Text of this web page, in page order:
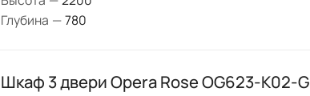
Глубина —780
Шкаф 3 двери Opera Rose OG623-K02-G